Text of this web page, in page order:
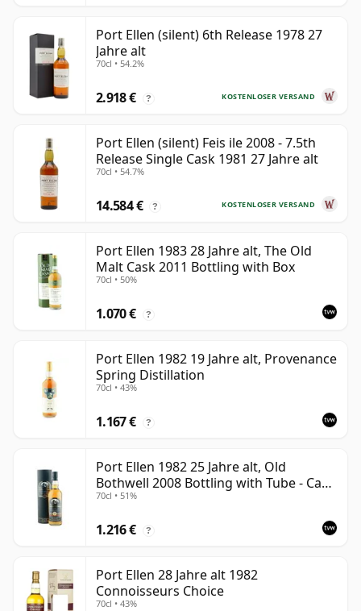
Port Ellen (silent) 6th Release 1978 27
Jahre alt
70cl • 54.2%
KOSTENLOSER VERSAND
2.918 € ?
Port Ellen (silent) Feis ile 2008 - 7.5th
Release Single Cask 1981 27 Jahre alt
70cl • 54.7%
KOSTENLOSER VERSAND
14.584 € ?
Port Ellen 1983 28 Jahre alt, The Old
Malt Cask 2011 Bottling with Box
70cl • 50%
1.070 € ?
Port Ellen 1982 19 Jahre alt, Provenance
Spring Distillation
70cl • 43%
1.167 € ?
Port Ellen 1982 25 Jahre alt, Old
Bothwell 2008 Bottling with Tube - Cask
#2555
70cl • 51%
1.216 € ?
Port Ellen 28 Jahre alt 1982
Connoisseurs Choice
70cl • 43%